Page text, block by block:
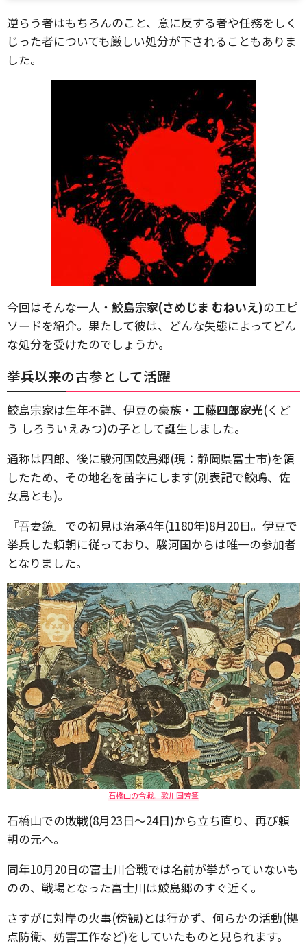
逆らう者はもちろんのこと、意に反する者や任務をしく
じった者についても厳しい処分が下されることもありま
した。
今回はそんな一人・ 鮫島宗家(さめじま むねいえ)のエピ
ソードを紹介。果たして彼は、どんな失態によってどん
な処分を受けたのでしょうか。
挙兵以来の古参として活躍
鮫島宗家は生年不詳、伊豆の豪族・ 工藤四郎家光(くど
う しろういえみつ)の子として誕生しました。
通称は四郎、後に駿河国鮫島郷(現：静岡県富士市)を領
したため、その地名を苗字にします(別表記で鮫嶋、佐
女島とも)。
『吾妻鏡』での初見は治承4年(1180年)8月20日。伊豆で
挙兵した頼朝に従っており、駿河国からは唯一の参加者
となりました。
石橋山の合戦。歌川国芳筆
石橋山での敗戦(8月23日～24日)から立ち直り、再び頼
朝の元へ。
同年10月20日の富士川合戦では名前が挙がっていないも
のの、戦場となった富士川は鮫島郷のすぐ近く。
さすがに対岸の火事(傍観)とは行かず、何らかの活動(拠
点防衛、妨害工作など)をしていたものと見られます。